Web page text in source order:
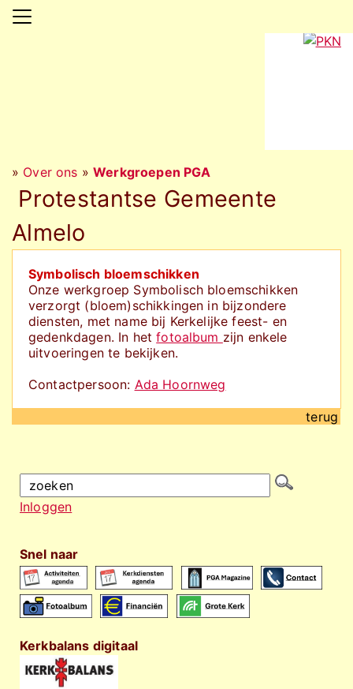
» Over ons »Werkgroepen PGA
Protestantse Gemeente
Almelo
Symbolisch bloemschikken
Onze werkgroep Symbolisch bloemschikken
verzorgt (bloem)schikkingen in bijzondere
diensten, met name bij Kerkelijke feest- en
gedenkdagen. In hetfotoalbum zijn enkele
uitvoeringen te bekijken.
Contactpersoon: Ada Hoornweg
terug
Inloggen
Snel naar
Kerkbalans digitaal